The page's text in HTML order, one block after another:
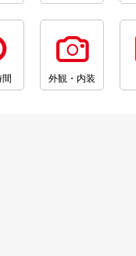
外観・内装